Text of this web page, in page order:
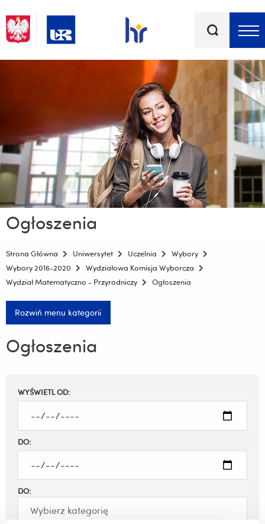
kluczowe
Ogłoszenia
Strona Główna Uniwersytet Uczelnia
Wybory
Wybory 2016-2020
Wydziałowa Komisja Wyborcza
Wydział Matematyczno - Przyrodniczy
Ogłoszenia
Rozwiń menu kategorii
Ogłoszenia
Filtruj
WYŚWIETL OD:
DO:
DO: